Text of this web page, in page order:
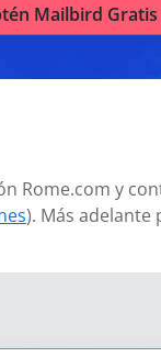
Mailbird Gratis
Rome.com y
). Más adelante